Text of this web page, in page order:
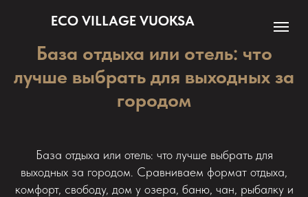
ECO VILLAGE VUOKSA
База отдыха или отель: что
лучше выбрать для выходных за
городом
База отдыха или отель: что лучше выбрать для
выходных за городом. Сравниваем формат отдыха,
комфорт, свободу, дом у озера, баню, чан, рыбалку и